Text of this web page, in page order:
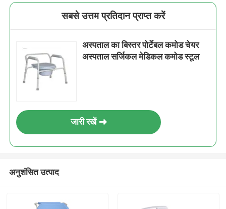
सबसे उत्तम प्रतिदान प्राप्त करें
अस्पताल का बिस्तर पोर्टेबल कमोड चेयर
अस्पताल सर्जिकल मेडिकल कमोड स्टूल
जारी रखें
अनुशंसित उत्पाद